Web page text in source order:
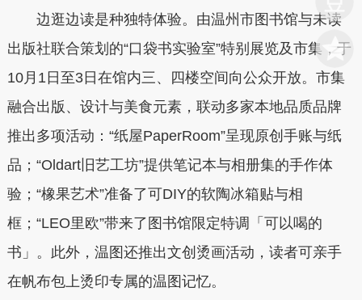
边逛边读是种独特体验。由温州市图书馆与未读
出版社联合策划的“口袋书实验室”特别展览及市集，于
10月1日至3日在馆内三、四楼空间向公众开放。市集
融合出版、设计与美食元素，联动多家本地品质品牌
推出多项活动：“纸屋PaperRoom”呈现原创手账与纸
品；“Oldart旧艺工坊”提供笔记本与相册集的手作体
验；“橡果艺术”准备了可DIY的软陶冰箱贴与相
框；“LEO里欧”带来了图书馆限定特调「可以喝的
书」。此外，温图还推出文创烫画活动，读者可亲手
在帆布包上烫印专属的温图记忆。